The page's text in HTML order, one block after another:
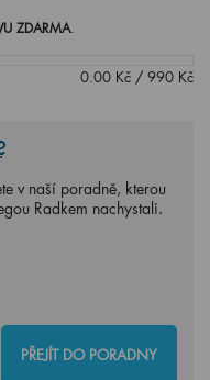
ZDARMA.
0.00 Kč / 990 Kč
v naší poradně, kterou
Radkem nachystali.
PŘEJÍT DO PORADNY